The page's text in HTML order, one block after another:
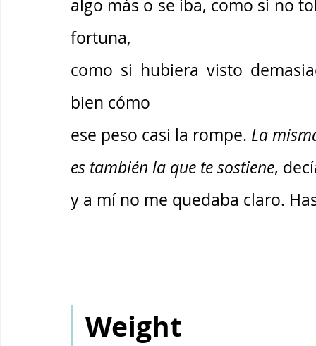
algo más o se iba, como si no
fortuna,
como si hubiera visto
bien cómo
ese peso casi la rompe. La
es también la que te sostiene,
y a mí no me quedaba claro.
Weight